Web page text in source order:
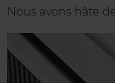
Nous avons hâte